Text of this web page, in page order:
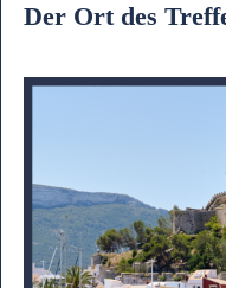
Der Ort des